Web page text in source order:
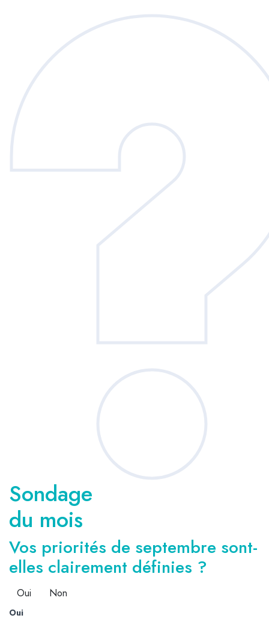
Sondage
du mois
Vos priorités de septembre sont-
elles clairement définies ?
Oui Non
Oui